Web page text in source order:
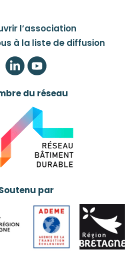
l’association
à la liste de diffusion
LinkedInTwitter
du réseau
par